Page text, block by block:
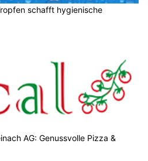
schafft hygienische
AG: Genussvolle Pizza &